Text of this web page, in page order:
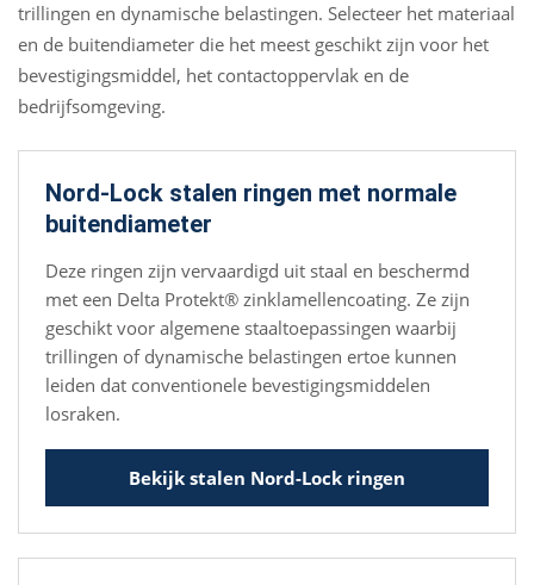
trillingen en dynamische belastingen. Selecteer het materiaal
en de buitendiameter die het meest geschikt zijn voor het
bevestigingsmiddel, het contactoppervlak en de
bedrijfsomgeving.
Nord-Lock stalen ringen met normale
buitendiameter
Deze ringen zijn vervaardigd uit staal en beschermd
met een Delta Protekt® zinklamellencoating. Ze zijn
geschikt voor algemene staaltoepassingen waarbij
trillingen of dynamische belastingen ertoe kunnen
leiden dat conventionele bevestigingsmiddelen
losraken.
Bekijk stalen Nord-Lock ringen